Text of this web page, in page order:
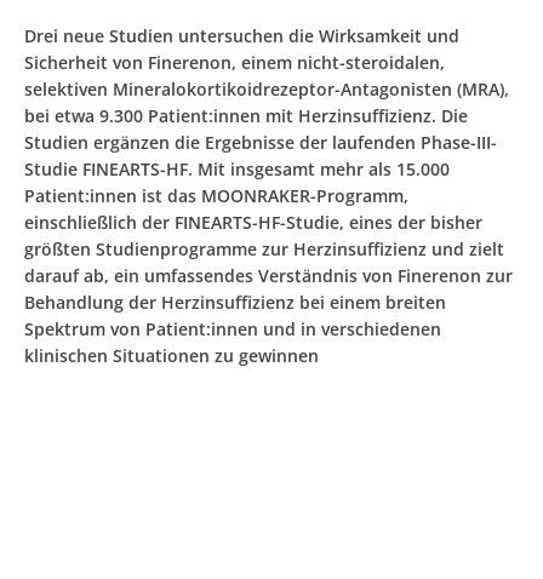
Drei neue Studien untersuchen die Wirksamkeit und
Sicherheit von Finerenon, einem nicht-steroidalen,
selektiven Mineralokortikoidrezeptor-Antagonisten (MRA),
bei etwa 9.300 Patient:innen mit Herzinsuffizienz. Die
Studien ergänzen die Ergebnisse der laufenden Phase-III-
Studie FINEARTS-HF. Mit insgesamt mehr als 15.000
Patient:innen ist das MOONRAKER-Programm,
einschließlich der FINEARTS-HF-Studie, eines der bisher
größten Studienprogramme zur Herzinsuffizienz und zielt
darauf ab, ein umfassendes Verständnis von Finerenon zur
Behandlung der Herzinsuffizienz bei einem breiten
Spektrum von Patient:innen und in verschiedenen
klinischen Situationen zu gewinnen